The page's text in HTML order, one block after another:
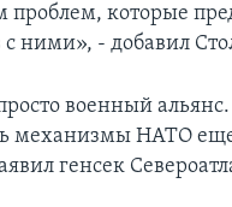
которые
с ними», - добавил
военный
механизмы НАТО
генсек